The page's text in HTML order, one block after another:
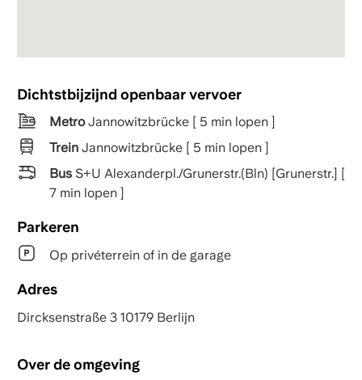
Dichtstbijzijnd openbaar vervoer
MetroJannowitzbrücke [ 5 min lopen ]
TreinJannowitzbrücke [ 5 min lopen ]
BusS+U Alexanderpl./Grunerstr.(Bln) [Grunerstr.] [
7 min lopen ]
Parkeren
Op privéterrein of in de garage
Adres
Dircksenstraße 3 10179 Berlijn
Over de omgeving